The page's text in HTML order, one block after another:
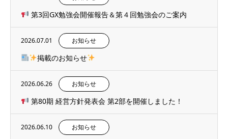
第3回GX勉強会開催報告＆第４回勉強会のご案内
2026.07.01 お知らせ
掲載のお知らせ
2026.06.26 お知らせ
第80期 経営方針発表会 第2部を開催しました！
2026.06.10 お知らせ